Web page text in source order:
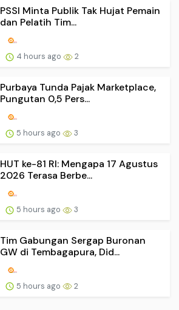
PSSI Minta Publik Tak Hujat Pemain
dan Pelatih Tim...
4 hours ago 2
Purbaya Tunda Pajak Marketplace,
Pungutan 0,5 Pers...
5 hours ago 3
HUT ke-81 RI: Mengapa 17 Agustus
2026 Terasa Berbe...
5 hours ago 3
Tim Gabungan Sergap Buronan
GW di Tembagapura, Did...
5 hours ago 2